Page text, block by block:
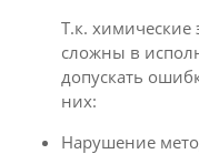
Т.к. химические
сложны в
допускать
них:
Нарушение